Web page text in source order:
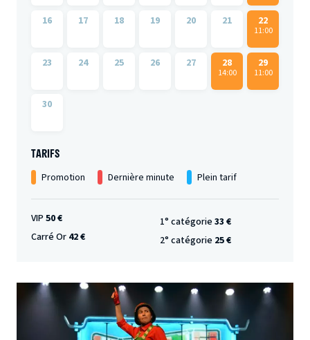
16 17 18 19 20 21 22
11:00
23 24 25 26 27 28
14:00
29
11:00
30
TARIFS
Promotion Dernière minute Plein tarif
VIP50 €
Carré Or 42 €
1° catégorie 33 €
2° catégorie 25 €